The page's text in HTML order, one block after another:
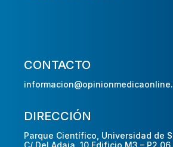
CONTACTO
DIRECCIÓN
Parque Científico, Universidad de
C/ Del Adaja, 10 Edificio M3 – P2